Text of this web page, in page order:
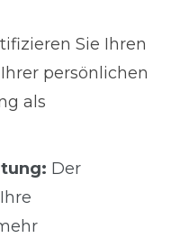
Sie Ihren
persönlichen
als
Der